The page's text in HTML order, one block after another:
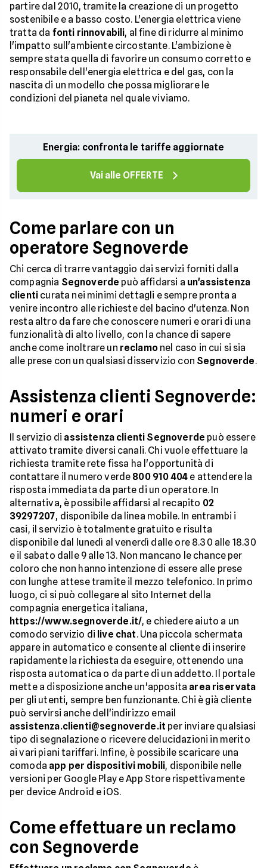
partire dal 2010, tramite la creazione di un progetto
sostenibile e a basso costo. L'energia elettrica viene
tratta da fonti rinnovabili, al fine di ridurre al minimo
l'impatto sull'ambiente circostante. L'ambizione è
sempre stata quella di favorire un consumo corretto e
responsabile dell'energia elettrica e del gas, con la
nascita di un modello che possa migliorare le
condizioni del pianeta nel quale viviamo.
Energia: confronta le tariffe aggiornate
Vai alle OFFERTE
Come parlare con un
operatore Segnoverde
Chi cerca di trarre vantaggio dai servizi forniti dalla
compagnia Segnoverde può affidarsi a un'assistenza
clienti curata nei minimi dettagli e sempre pronta a
venire incontro alle richieste del bacino d'utenza. Non
resta altro da fare che conoscere numeri e orari di una
funzionalità di alto livello, con la chance di sapere
anche come inoltrare un reclamonel caso in cui si sia
alle prese con un qualsiasi disservizio con Segnoverde.
Assistenza clienti Segnoverde:
numeri e orari
Il servizio di assistenza clienti Segnoverde può essere
attivato tramite diversi canali. Chi vuole effettuare la
richiesta tramite rete fissa ha l'opportunità di
contattare il numero verde 800 910 404 e attendere la
risposta immediata da parte di un operatore. In
alternativa, è possibile affidarsi al recapito 02
39297207, disponibile da linea mobile. In entrambi i
casi, il servizio è totalmente gratuito e risulta
disponibile dal lunedì al venerdì dalle ore 8.30 alle 18.30
e il sabato dalle 9 alle 13. Non mancano le chance per
coloro che non hanno intenzione di essere alle prese
con lunghe attese tramite il mezzo telefonico. In primo
luogo, ci si può collegare al sito Internet della
compagnia energetica italiana,
https://www.segnoverde.it/, e chiedere aiuto a un
comodo servizio di live chat. Una piccola schermata
appare in automatico e consente al cliente di inserire
rapidamente la richiesta da eseguire, ottenendo una
risposta automatica o da parte di un addetto. Il portale
mette a disposizione anche un'apposita area riservata
per gli utenti, sempre ben funzionante. Chi è già cliente
può servirsi anche dell'indirizzo email
assistenza.clienti@segnoverde.it per inviare qualsiasi
tipo di segnalazione o ricevere delucidazioni in merito
ai vari piani tariffari. Infine, è possibile scaricare una
comoda app per dispositivi mobili, disponibile nelle
versioni per Google Play e App Store rispettivamente
per device Android e iOS.
Come effettuare un reclamo
con Segnoverde